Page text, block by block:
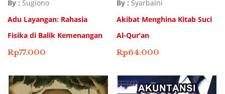
By : Sugiono
Adu Layangan: Rahasia
Fisika di Balik Kemenangan
Rp77.000
By : Syarbaini
Akibat Menghina Kitab Suci
Al-Qur’an
Rp64.000